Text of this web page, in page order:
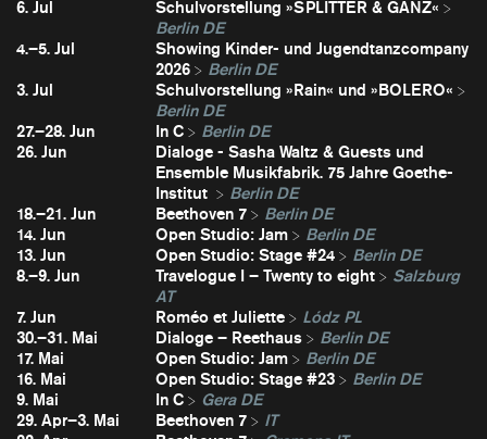
6. Jul
Schulvorstellung »SPLITTER & GANZ«
Berlin DE
4.–5. Jul
Showing Kinder- und Jugendtanzcompany
2026
Berlin DE
3. Jul
Schulvorstellung »Rain« und »BOLERO«
Berlin DE
27.–28. Jun
In C
Berlin DE
26. Jun
Dialoge - Sasha Waltz & Guests und
Ensemble Musikfabrik. 75 Jahre Goethe-
Institut
Berlin DE
18.–21. Jun
Beethoven 7
Berlin DE
14. Jun
Open Studio: Jam
Berlin DE
13. Jun
Open Studio: Stage #24
Berlin DE
8.–9. Jun
Travelogue I – Twenty to eight
Salzburg
AT
7. Jun
Roméo et Juliette
Lódz PL
30.–31. Mai
Dialoge – Reethaus
Berlin DE
17. Mai
Open Studio: Jam
Berlin DE
16. Mai
Open Studio: Stage #23
Berlin DE
9. Mai
In C
Gera DE
29. Apr–3. Mai
Beethoven 7
IT